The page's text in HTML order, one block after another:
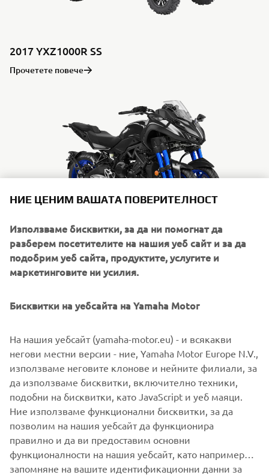
2017 YXZ1000R SS
Прочетете повече
2018 NIKEN
Прочетете повече
2018 F425A (XTO)
Прочетете повече
НИЕ ЦЕНИМ ВАШАТА ПОВЕРИТЕЛНОСТ
Използваме бисквитки, за да ни помогнат да
разберем посетителите на нашия уеб сайт и за да
подобрим уеб сайта, продуктите, услугите и
маркетинговите ни усилия.
Бисквитки на уебсайта на Yamaha Motor
На нашия уебсайт (yamaha-motor.eu) - и всякакви
негови местни версии - ние, Yamaha Motor Europe N.V.,
използваме неговите клонове и нейните филиали, за
да използваме бисквитки, включително техники,
подобни на бисквитки, като JavaScript и уеб маяци.
Ние използваме функционални бисквитки, за да
позволим на нашия уебсайт да функционира
правилно и да ви предоставим основни
функционалности на нашия уебсайт, като например
запомняне на вашите идентификационни данни за